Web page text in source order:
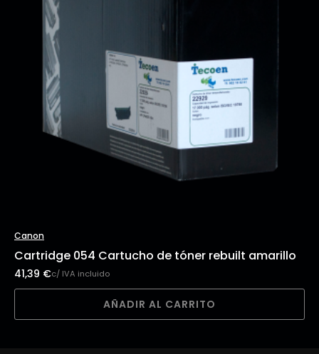
Canon
Cartridge 054 Cartucho de tóner rebuilt amarillo
41,39 €c/ IVA incluido
AÑADIR AL CARRITO